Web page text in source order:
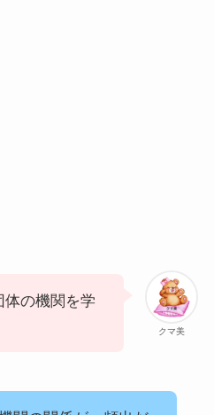
クマ美
体の機関を学